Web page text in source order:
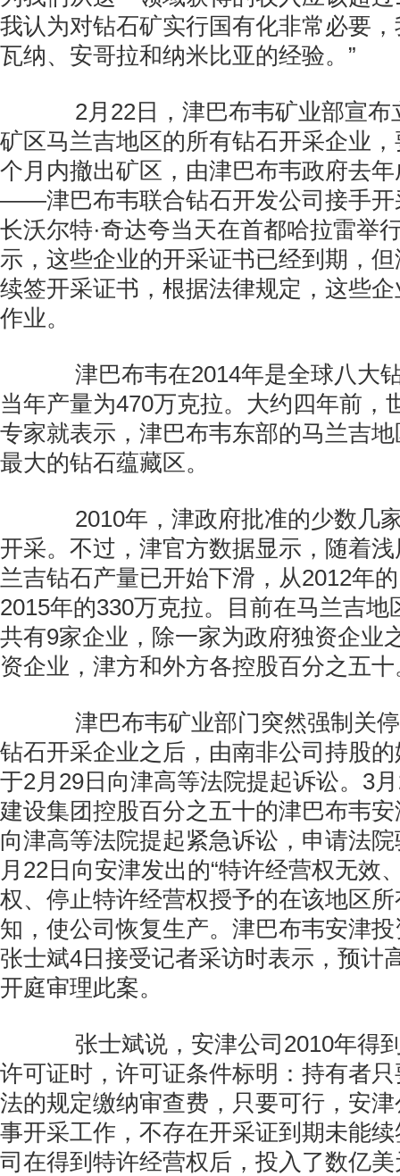
我认为对钻石矿实行国有化非常必要
瓦纳、安哥拉和纳米比亚的经验。”
2月22日，津巴布韦矿业部宣布
矿区马兰吉地区的所有钻石开采企业
个月内撤出矿区，由津巴布韦政府去
——津巴布韦联合钻石开发公司接手开
长沃尔特·奇达夸当天在首都哈拉雷举
示，这些企业的开采证书已经到期，
续签开采证书，根据法律规定，这些
作业。
津巴布韦在2014年是全球八大
当年产量为470万克拉。大约四年前，
专家就表示，津巴布韦东部的马兰吉
最大的钻石蕴藏区。
2010年，津政府批准的少数几
开采。不过，津官方数据显示，随着
兰吉钻石产量已开始下滑，从2012年
2015年的330万克拉。目前在马兰吉地
共有9家企业，除一家为政府独资企业
资企业，津方和外方各控股百分之五十
津巴布韦矿业部门突然强制关停
钻石开采企业之后，由南非公司持股
于2月29日向津高等法院提起诉讼。3
建设集团控股百分之五十的津巴布韦
向津高等法院提起紧急诉讼，申请法
月22日向安津发出的“特许经营权无效
权、停止特许经营权授予的在该地区
知，使公司恢复生产。津巴布韦安津
张士斌4日接受记者采访时表示，预计
开庭审理此案。
张士斌说，安津公司2010年得
许可证时，许可证条件标明：持有者
法的规定缴纳审查费，只要可行，安
事开采工作，不存在开采证到期未能
司在得到特许经营权后，投入了数亿